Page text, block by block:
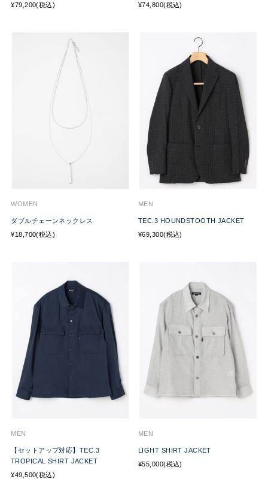
¥79,200(税込) ¥74,800(税込)
WOMEN
ダブルチェーンネックレス
¥18,700(税込)
MEN
TEC.3 HOUNDSTOOTH JACKET
¥69,300(税込)
MEN
【セットアップ対応】TEC.3
TROPICAL SHIRT JACKET
¥49,500(税込)
MEN
LIGHT SHIRT JACKET
¥55,000(税込)